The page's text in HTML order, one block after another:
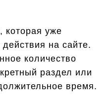
которая уже
на сайте.
количество
раздел или
время.